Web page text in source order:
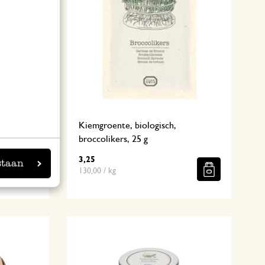
Kiemgroente, biologisch,
broccolikers, 25 g
3,25
130,00 / kg